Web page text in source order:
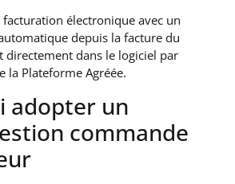
facturation électronique avec un
depuis la facture du
directement dans le logiciel par
la Plateforme Agréée.
adopter un
commande